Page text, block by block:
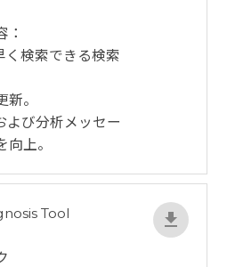
：
く検索できる検索
。
よび分析メッセー
上。
Tool